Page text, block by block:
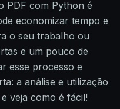
PDF com Python é
economizar tempo e
o seu trabalho ou
e um pouco de
esse processo e
a análise e utilização
veja como é fácil!